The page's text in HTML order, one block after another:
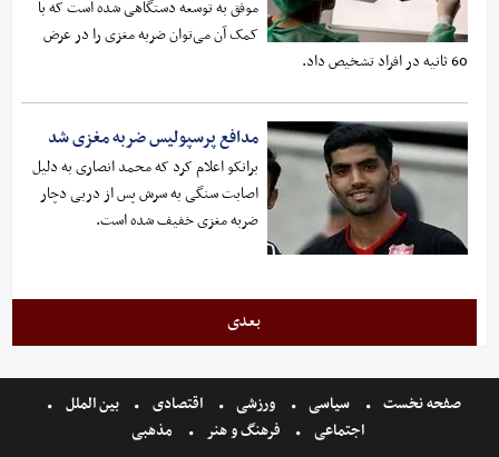
موفق به توسعه دستگاهی شده است که با
کمک آن می‌توان ضربه مغزی را در عرض
60 ثانیه در افراد تشخیص داد.
مدافع پرسپولیس ضربه مغزی شد
برانکو اعلام کرد که محمد انصاری به دلیل
اصابت سنگی به سرش پس از دربی دچار
ضربه مغزی خفیف شده است.
بعدی
صفحه نخست سیاسی ورزشی اقتصادی
بین الملل
اجتماعی
فرهنگ و هنر مذهبی